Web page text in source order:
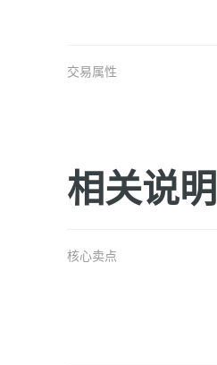
交易属性
相关说明
核心卖点